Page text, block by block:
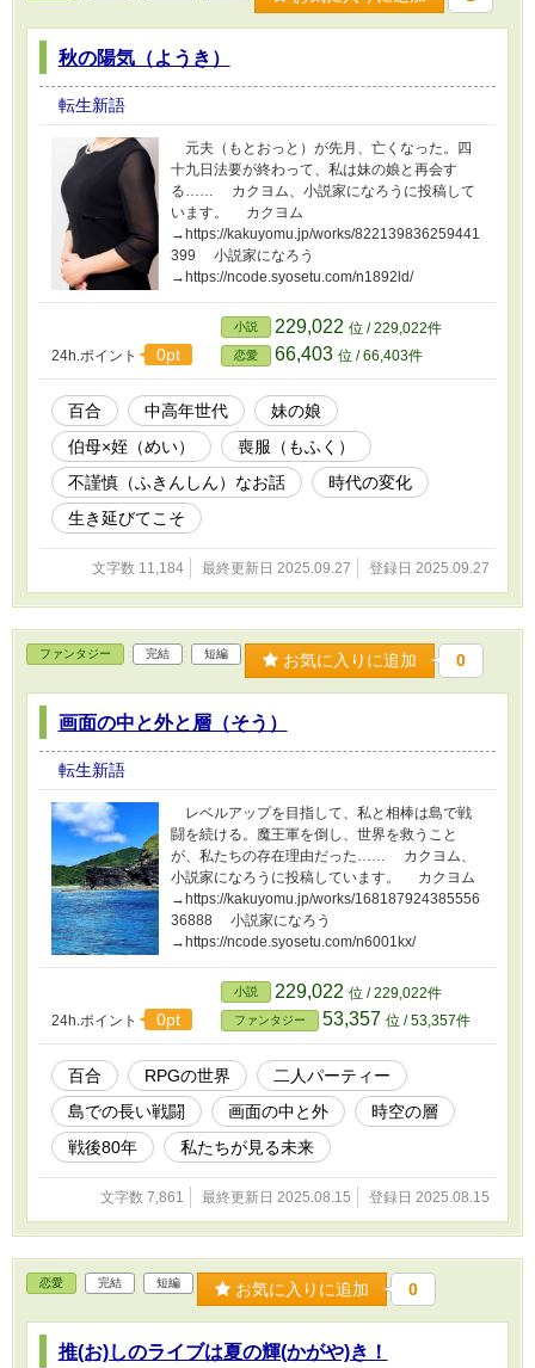
秋の陽気（ようき）
転生新語
元夫（もとおっと）が先月、亡くなった。四
十九日法要が終わって、私は妹の娘と再会す
る…… カクヨム、小説家になろうに投稿して
います。 カクヨム
→https://kakuyomu.jp/works/822139836259441
399 小説家になろう
→https://ncode.syosetu.com/n1892ld/
24h.ポイント 0pt
小説 229,022 位 / 229,022件
恋愛 66,403 位 / 66,403件
百合 中高年世代
妹の娘
伯母×姪（めい）
喪服（もふく）
不謹慎（ふきんしん）なお話
時代の変化
生き延びてこそ
文字数 11,184 最終更新日 2025.09.27 登録日 2025.09.27
ファンタジー 完結 短編 お気に入りに追加 0
画面の中と外と層（そう）
転生新語
レベルアップを目指して、私と相棒は島で戦
闘を続ける。魔王軍を倒し、世界を救うこと
が、私たちの存在理由だった…… カクヨム、
小説家になろうに投稿しています。 カクヨム
→https://kakuyomu.jp/works/168187924385556
36888 小説家になろう
→https://ncode.syosetu.com/n6001kx/
24h.ポイント 0pt
小説 229,022 位 / 229,022件
ファンタジー 53,357 位 / 53,357件
百合 RPGの世界
二人パーティー
島での長い戦闘
画面の中と外
時空の層
戦後80年
私たちが見る未来
文字数 7,861 最終更新日 2025.08.15 登録日 2025.08.15
恋愛 完結 短編 お気に入りに追加 0
推(お)しのライブは夏の輝(かがや)き！